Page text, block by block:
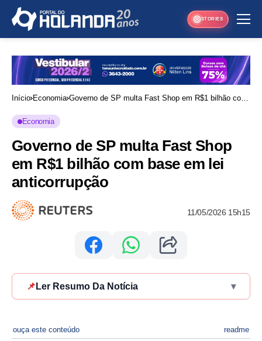
STORIES
Início Economia Governo de SP multa Fast Shop em R$1 bilhão com
Economia
Governo de SP multa Fast Shop
em R$1 bilhão com base em lei
anticorrupção
11/05/2026 15h15
📌 Ler Resumo Da Notícia ▾
ouça este conteúdo readme